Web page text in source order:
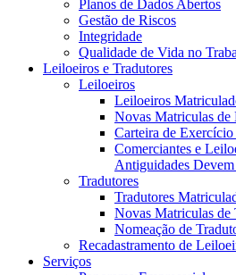
Planos de Dados Abertos
Gestão de Riscos
Integridade
Qualidade de Vida no
Leiloeiros e Tradutores
Leiloeiros
Leiloeiros
Novas Matriculas de
Carteira de
Comerciantes e
Antiguidades
Tradutores
Tradutores
Novas Matriculas de
Nomeação de
Recadastramento de
Serviços